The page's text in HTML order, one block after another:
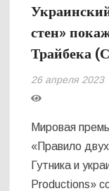
стен»
Трайбека
26 апреля 2023
Мировая
«Правило
Гутника и
Productions»